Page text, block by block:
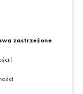
zastrzeżone
|